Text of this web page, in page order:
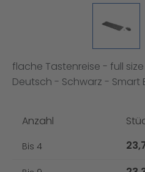
flache Tastenreise - full
Deutsch - Schwarz - Smart
Anzahl
Bis 4